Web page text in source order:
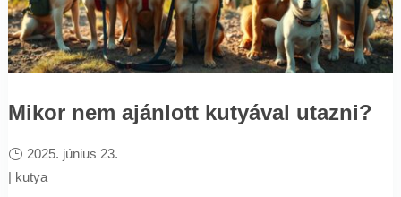
Mikor nem ajánlott kutyával utazni?
2025. június 23.
| kutya